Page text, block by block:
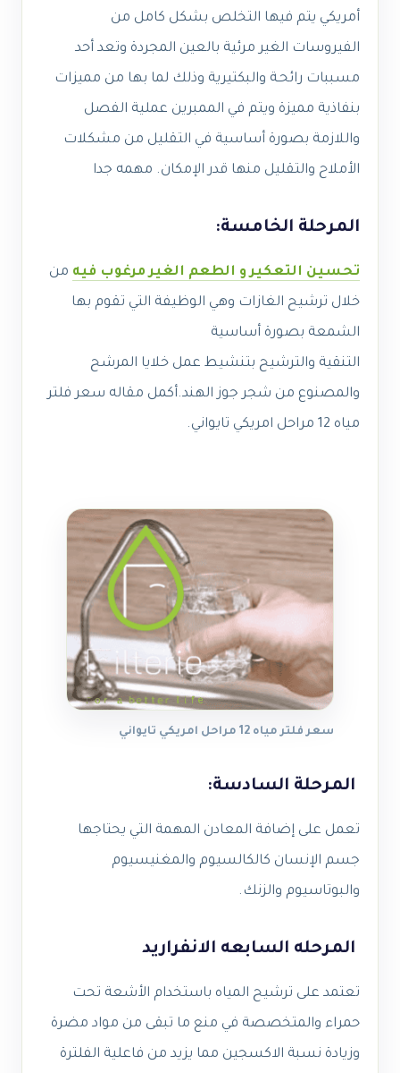
أمريكي يتم فيها التخلص بشكل كامل من
الفيروسات الغير مرئية بالعين المجردة وتعد أحد
مسببات رائحـة والبكتيرية وذلك لما بها من مميزات
بنفاذية مميزة ويتم في الممبرين عملية الفصل
واللازمة بصورة أساسية في التقليل من مشكلات
الأملاح والتقليل منها قدر الإمكان. مهمه جدا
المرحلة الخامسة:
تحسين التعكير و الطعم الغير مرغوب فيه من
خلال ترشيح الغازات وهي الوظيفة التي تقوم بها
الشمعة بصورة أساسية
التنقية والترشيح بتنشيط عمل خلايا المرشح
والمصنوع من شجر جوز الهند.أكمل مقاله سعر فلتر
مياه 12 مراحل امريكي تايواني
.
سعر فلتر مياه 12 مراحل امريكي تايواني
المرحلة السادسة:
تعمل على إضافة المعادن المهمة التي يحتاجها
جسم الإنسان كالكالسيوم والمغنيسيوم
والبوتاسيوم والزنك.
المرحله السابعه الانفراريد
تعتمد على ترشيح المياه باستخدام الأشعة تحت
حمراء والمتخصصة في منع ما تبقى من مواد مضرة
وزيادة نسبة الاكسجين مما يزيد من فاعلية الفلترة